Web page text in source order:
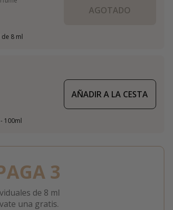
8 ml
AGOTADO
100ml
AÑADIR A LA CESTA
3
de 8 ml
una gratis.